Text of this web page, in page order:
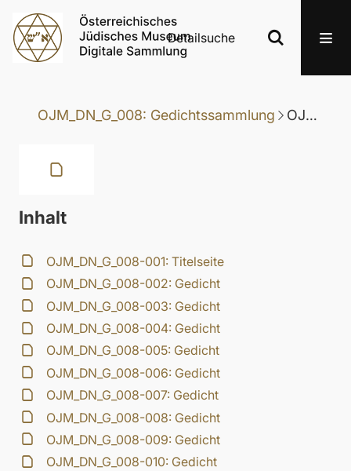
Detailsuche
OJM_DN_G_008: Gedichtssammlung OJM_DN_G_008-006: Gedicht
Inhalt
OJM_DN_G_008-001: Titelseite
OJM_DN_G_008-002: Gedicht
OJM_DN_G_008-003: Gedicht
OJM_DN_G_008-004: Gedicht
OJM_DN_G_008-005: Gedicht
OJM_DN_G_008-006: Gedicht
OJM_DN_G_008-007: Gedicht
OJM_DN_G_008-008: Gedicht
OJM_DN_G_008-009: Gedicht
OJM_DN_G_008-010: Gedicht